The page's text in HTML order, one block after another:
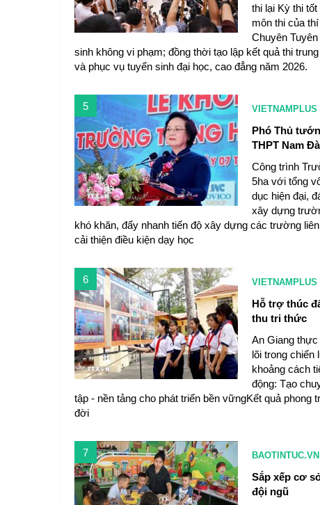
thi lại Kỳ thi
môn thi của
Chuyên
sinh không vi phạm; đồng thời tạo lập kết quả thi
và phục vụ tuyển sinh đại học, cao đẳng năm 2026.
5 VIETNAMPLUS
Phó Thủ
THPT Nam
Công trình
5ha với tổng
dục hiện đại,
xây dựng
khó khăn, đẩy nhanh tiến độ xây dựng các trường
cải thiện điều kiện dạy học
6 VIETNAMPLUS
Hỗ trợ thúc
thu tri thức
An Giang
lõi trong chiến
khoảng cách
động: Tạo
tập - nền tảng cho phát triển bền vữngKết quả
đời
7 BAOTINTUC.VN
Sắp xếp cơ
đội ngũ